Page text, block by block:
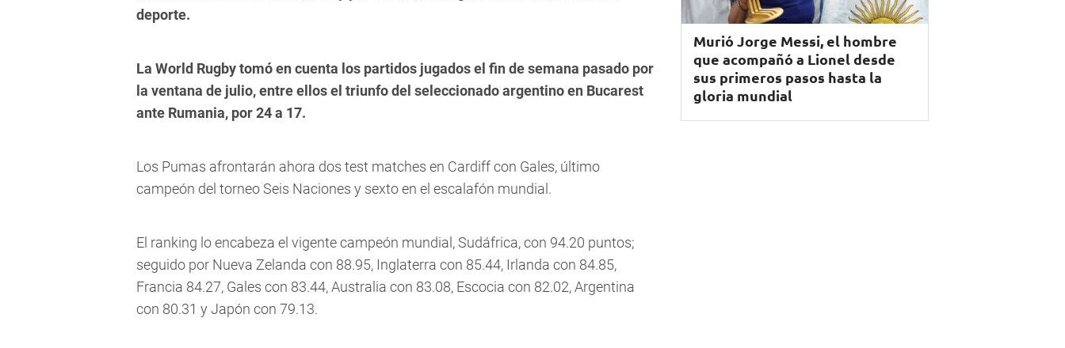
deporte.
La World Rugby tomó en cuenta los partidos jugados el fin de semana pasado por
la ventana de julio, entre ellos el triunfo del seleccionado argentino en Bucarest
ante Rumania, por 24 a 17.
Los Pumas afrontarán ahora dos test matches en Cardiff con Gales, último
campeón del torneo Seis Naciones y sexto en el escalafón mundial.
El ranking lo encabeza el vigente campeón mundial, Sudáfrica, con 94.20 puntos;
seguido por Nueva Zelanda con 88.95, Inglaterra con 85.44, Irlanda con 84.85,
Francia 84.27, Gales con 83.44, Australia con 83.08, Escocia con 82.02, Argentina
con 80.31 y Japón con 79.13.
Murió Jorge Messi, el hombre
que acompañó a Lionel desde
sus primeros pasos hasta la
gloria mundial